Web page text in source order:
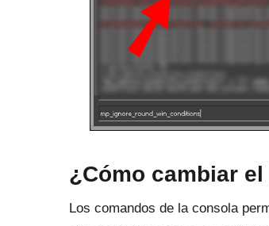
¿Cómo cambiar
Los comandos de la consola